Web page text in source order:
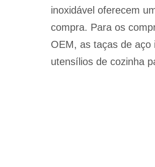
inoxidável oferecem
compra. Para os
OEM, as taças de aço
utensílios de cozinha